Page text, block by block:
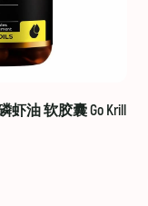
虾油 软胶囊 Go Krill